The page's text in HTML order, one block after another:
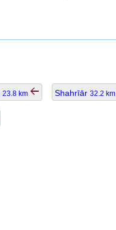
23.8 km Shahrīār 32.2 km